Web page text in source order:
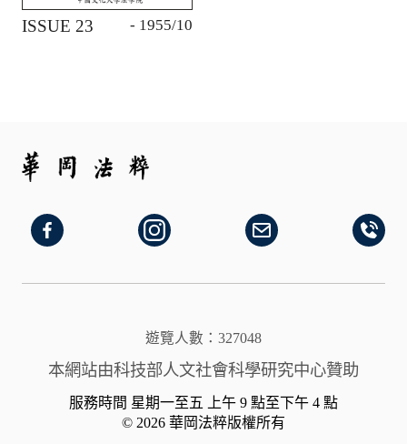
ISSUE 23 - 1955/10
遊覽人數：327048
本網站由科技部人文社會科學研究中心贊助
服務時間 星期一至五 上午 9 點至下午 4 點
© 2026 華岡法粹版權所有